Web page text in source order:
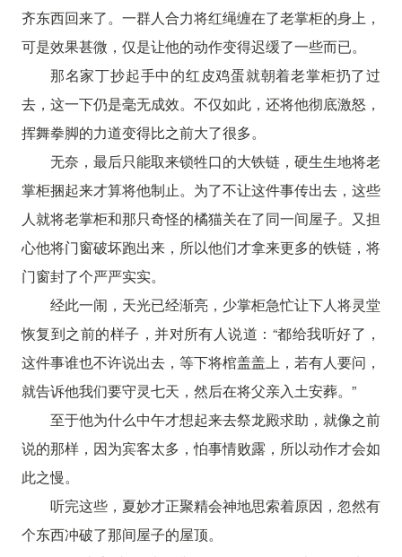
齐东西回来了。一群人合力将红绳缠在了老掌柜的身上，
可是效果甚微，仅是让他的动作变得迟缓了一些而已。
那名家丁抄起手中的红皮鸡蛋就朝着老掌柜扔了过
去，这一下仍是毫无成效。不仅如此，还将他彻底激怒，
挥舞拳脚的力道变得比之前大了很多。
无奈，最后只能取来锁牲口的大铁链，硬生生地将老
掌柜捆起来才算将他制止。为了不让这件事传出去，这些
人就将老掌柜和那只奇怪的橘猫关在了同一间屋子。又担
心他将门窗破坏跑出来，所以他们才拿来更多的铁链，将
门窗封了个严严实实。
经此一闹，天光已经渐亮，少掌柜急忙让下人将灵堂
恢复到之前的样子，并对所有人说道：“都给我听好了，
这件事谁也不许说出去，等下将棺盖盖上，若有人要问，
就告诉他我们要守灵七天，然后在将父亲入土安葬。”
至于他为什么中午才想起来去祭龙殿求助，就像之前
说的那样，因为宾客太多，怕事情败露，所以动作才会如
此之慢。
听完这些，夏妙才正聚精会神地思索着原因，忽然有
个东西冲破了那间屋子的屋顶。